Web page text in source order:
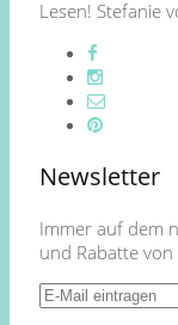
Lesen! Stefanie
Newsletter
Immer auf dem
und Rabatte